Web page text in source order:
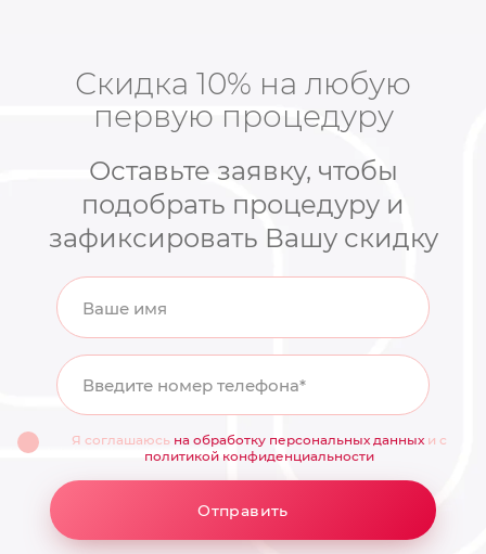
Скидка 10% на любую
первую процедуру
Оставьте заявку, чтобы
подобрать процедуру и
зафиксировать Вашу скидку
Ваше имя
Введите номер телефона*
Я соглашаюсь на обработку персональных данных и с
политикой конфиденциальности
Отправить